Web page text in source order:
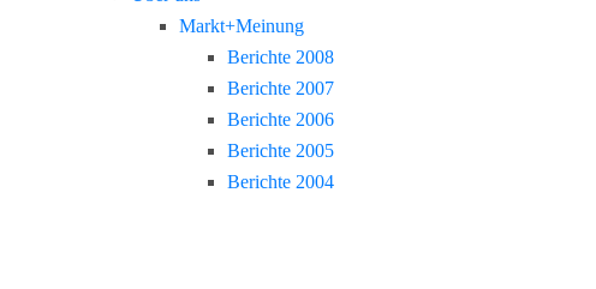
Markt+Meinung
Berichte 2008
Berichte 2007
Berichte 2006
Berichte 2005
Berichte 2004